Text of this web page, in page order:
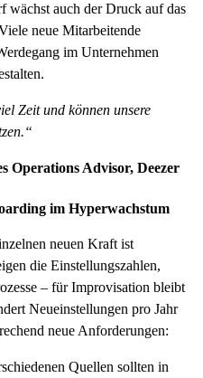
wächst auch der Druck auf das
neue Mitarbeitende
im Unternehmen
Zeit und können unsere
Operations Advisor, Deezer
im Hyperwachstum
neuen Kraft ist
die Einstellungszahlen,
– für Improvisation bleibt
Neueinstellungen pro Jahr
neue Anforderungen:
Quellen sollten in